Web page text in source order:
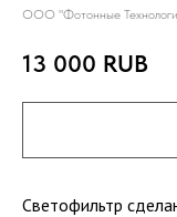
ООО "Фотонные
13 000 RUB
Светофильтр